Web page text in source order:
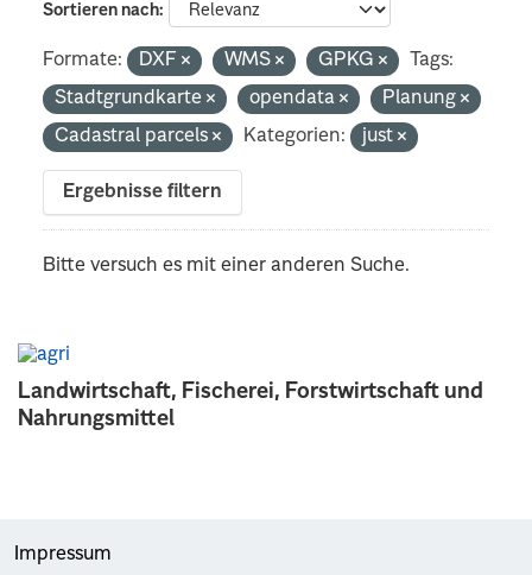
Landwirtschaft, Fischerei, Forstwirtschaft und
Nahrungsmittel
Sortieren nach
Formate: DXF WMS GPKG
Tags:
Stadtgrundkarte
opendata
Planung
Cadastral parcels
Kategorien: just
Ergebnisse filtern
Bitte versuch es mit einer anderen Suche.
Impressum